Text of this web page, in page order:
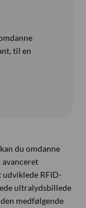
til en
du omdanne
RFID-
ultralydsbillede
medfølgende